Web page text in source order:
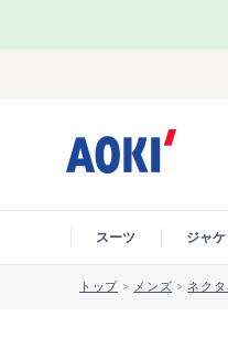
スーツ ジャケ
トップ > メンズ > ネクタ